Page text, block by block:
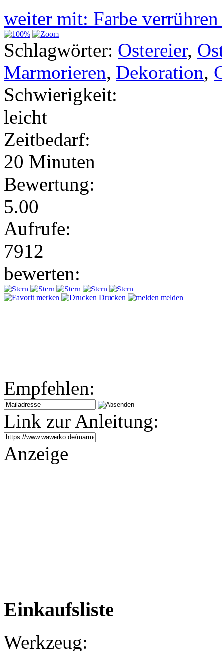
weiter mit: Farbe
Schlagwörter: Ostereier,
Marmorieren, Dekoration,
Schwierigkeit:
leicht
Zeitbedarf:
20 Minuten
Bewertung:
5.00
Aufrufe:
7912
bewerten:
merken Drucken melden
Empfehlen:
Link zur Anleitung:
Anzeige
Einkaufsliste
Werkzeug: